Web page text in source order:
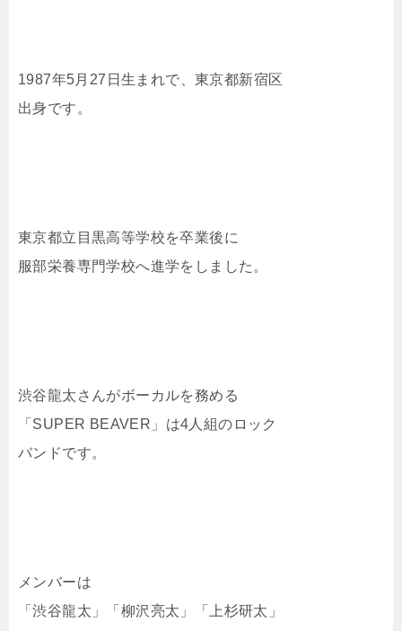
1987年5月27日生まれで、東京都新宿区
出身です。
東京都立目黒高等学校を卒業後に
服部栄養専門学校へ進学をしました。
渋谷龍太さんがボーカルを務める
「SUPER BEAVER」は4人組のロック
バンドです。
メンバーは
「渋谷龍太」「柳沢亮太」「上杉研太」